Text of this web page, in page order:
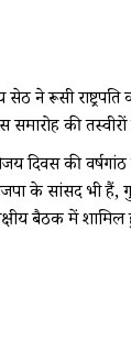
ने रूसी
की
दिवस की
के सांसद भी
बैठक में